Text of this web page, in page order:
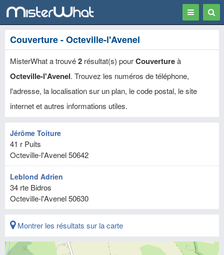
Toggle
Couverture - Octeville-l'Avenel
MisterWhat a trouvé2 résultat(s) pourCouvertureà
Octeville-l'Avenel. Trouvez les numéros de téléphone,
l'adresse, la localisation sur un plan, le code postal, le site
internet et autres informations utiles.
Jérôme Toiture
41 r Puits
Octeville-l'Avenel50642
Leblond Adrien
34 rte Bidros
Octeville-l'Avenel50630
Montrer les résultats sur la carte